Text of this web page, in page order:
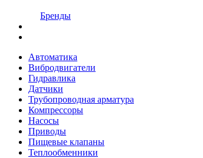
Бренды
Автоматика
Вибродвигатели
Гидравлика
Датчики
Трубопроводная арматура
Компрессоры
Насосы
Приводы
Пищевые клапаны
Теплообменники